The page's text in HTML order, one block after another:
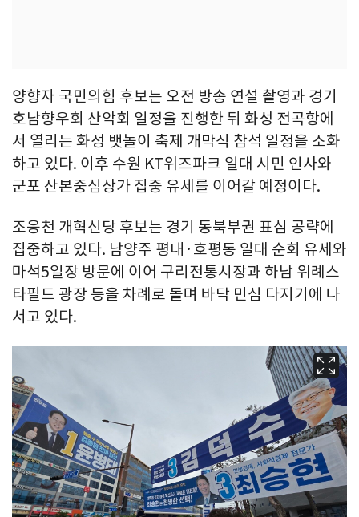
양향자 국민의힘 후보는 오전 방송 연설 촬영과 경기
호남향우회 산악회 일정을 진행한 뒤 화성 전곡항에
서 열리는 화성 뱃놀이 축제 개막식 참석 일정을 소화
하고 있다. 이후 수원 KT위즈파크 일대 시민 인사와
군포 산본중심상가 집중 유세를 이어갈 예정이다.
조응천 개혁신당 후보는 경기 동북부권 표심 공략에
집중하고 있다. 남양주 평내·호평동 일대 순회 유세와
마석5일장 방문에 이어 구리전통시장과 하남 위례스
타필드 광장 등을 차례로 돌며 바닥 민심 다지기에 나
서고 있다.